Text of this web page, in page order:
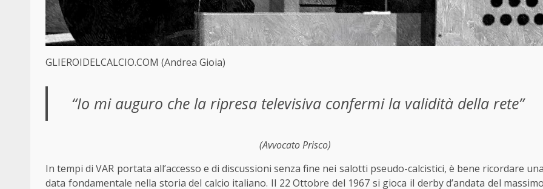
GLIEROIDELCALCIO.COM (Andrea Gioia)
“Io mi auguro che la ripresa televisiva confermi la validità della rete”
(Avvocato Prisco)
In tempi di VAR portata all’accesso e di discussioni senza fine nei salotti pseudo-calcistici, è bene ricordare una
data fondamentale nella storia del calcio italiano. Il 22 Ottobre del 1967 si gioca il derby d’andata del massimo